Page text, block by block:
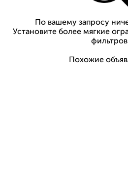
По вашему запросу
Установите более мягкие
Похожие